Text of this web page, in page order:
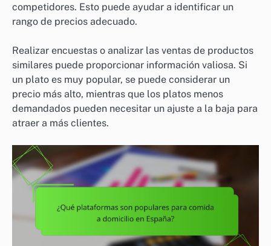
competidores. Esto puede ayudar a identificar un
rango de precios adecuado.
Realizar encuestas o analizar las ventas de productos
similares puede proporcionar información valiosa. Si
un plato es muy popular, se puede considerar un
precio más alto, mientras que los platos menos
demandados pueden necesitar un ajuste a la baja para
atraer a más clientes.